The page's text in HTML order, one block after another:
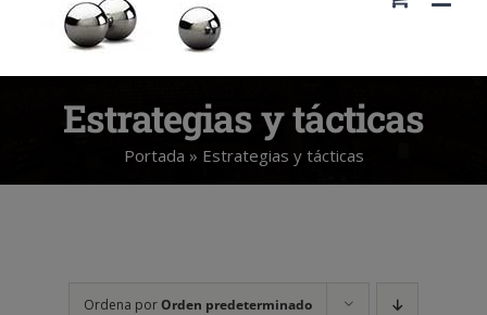
Estrategias y tácticas
Portada » Estrategias y tácticas
Ordena porOrden predeterminado